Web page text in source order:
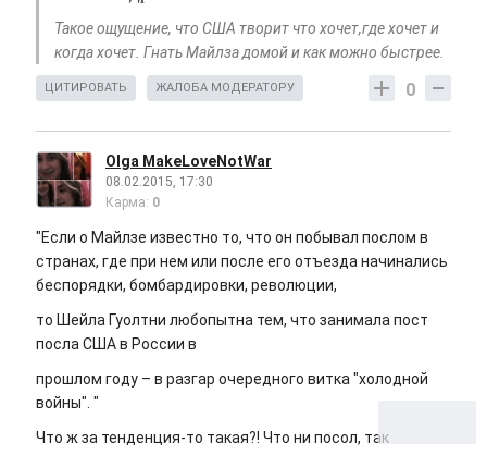
Такое ощущение, что США творит что хочет,где хочет и
когда хочет. Гнать Майлза домой и как можно быстрее.
0
ЦИТИРОВАТЬ ЖАЛОБА МОДЕРАТОРУ
Olga MakeLoveNotWar
08.02.2015, 17:30
Карма: 0
"Если о Майлзе известно то, что он побывал послом в
странах, где при нем или после его отъезда начинались
беспорядки, бомбардировки, революции,
то Шейла Гуолтни любопытна тем, что занимала пост
посла США в России в
прошлом году – в разгар очередного витка "холодной
войны". "
Что ж за тенденция-то такая?! Что ни посол, так